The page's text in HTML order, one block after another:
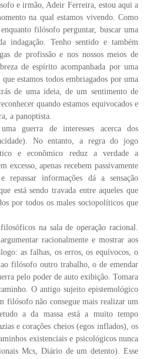
sofo e irmão, Adeir Ferreira, estou aqui a
na qual estamos vivendo. Como
filósofo perguntar, buscar uma
indagação. Tenho sentido e também
de profissão e nos nossos meios de
de espírito acompanhada por uma
que estamos todos embriagados por uma
ás de uma ideia, de um sentimento de
quando estamos equivocados e
a panoptista.
uma guerra de interesses acerca dos
No entanto, a regra do jogo
tico e econômico reduz a verdade a
excesso, apenas recebem passivamente
repassar informações dáa sensação
estásendo travada entre aqueles que
por todos os males sociopolíticos que
filosóficos na sala de operação racional.
racionalmente e mostrar aos
as falhas, os erros, os equívocos, o
filósofo outro trabalho, o de emendar
pelo poder de auto exibição. Tomara
O antigo sujeito epistemológico
filósofo não consegue mais realizar um
a da massa está a muito tempo
e corações cheios (egos inflados), os
existenciais e psicológicos nunca
Mcs, Diário de um detento). Esse